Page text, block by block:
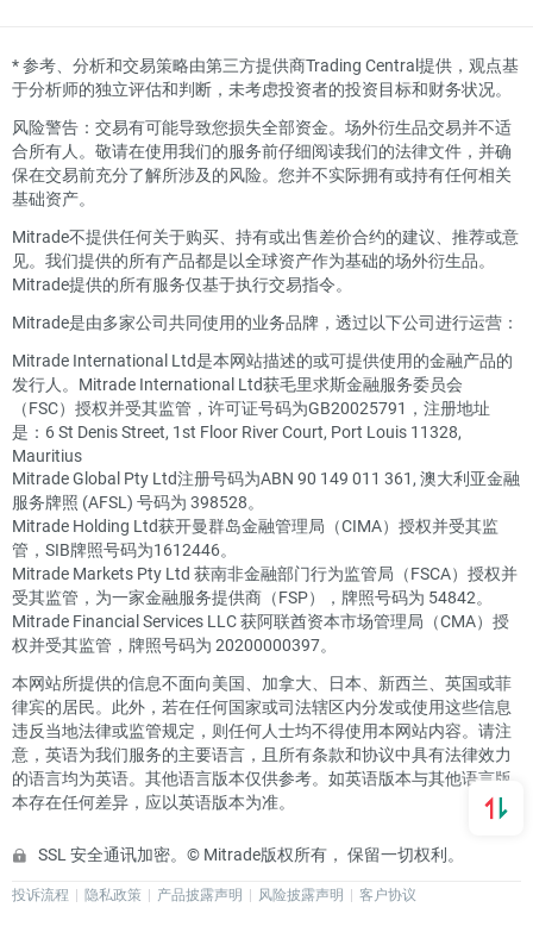
*参考、分析和交易策略由第三方提供商Trading Central提供，观点基
于分析师的独立评估和判断，未考虑投资者的投资目标和财务状况。
风险警告：交易有可能导致您损失全部资金。场外衍生品交易并不适
合所有人。敬请在使用我们的服务前仔细阅读我们的法律文件，并确
保在交易前充分了解所涉及的风险。您并不实际拥有或持有任何相关
基础资产。
Mitrade不提供任何关于购买、持有或出售差价合约的建议、推荐或意
见。我们提供的所有产品都是以全球资产作为基础的场外衍生品。
Mitrade提供的所有服务仅基于执行交易指令。
Mitrade是由多家公司共同使用的业务品牌，透过以下公司进行运营：
Mitrade International Ltd是本网站描述的或可提供使用的金融产品的
发行人。Mitrade International Ltd获毛里求斯金融服务委员会
（FSC）授权并受其监管，许可证号码为GB20025791，注册地址
是：6 St Denis Street, 1st Floor River Court, Port Louis 11328,
Mauritius
Mitrade Global Pty Ltd注册号码为ABN 90 149 011 361, 澳大利亚金融
服务牌照 (AFSL) 号码为 398528。
Mitrade Holding Ltd获开曼群岛金融管理局（CIMA）授权并受其监
管，SIB牌照号码为1612446。
Mitrade Markets Pty Ltd 获南非金融部门行为监管局（FSCA）授权并
受其监管，为一家金融服务提供商（FSP），牌照号码为 54842。
Mitrade Financial Services LLC 获阿联酋资本市场管理局（CMA）授
权并受其监管，牌照号码为 20200000397。
本网站所提供的信息不面向美国、加拿大、日本、新西兰、英国或菲
律宾的居民。此外，若在任何国家或司法辖区内分发或使用这些信息
违反当地法律或监管规定，则任何人士均不得使用本网站内容。请注
意，英语为我们服务的主要语言，且所有条款和协议中具有法律效力
的语言均为英语。其他语言版本仅供参考。如英语版本与其他语言版
本存在任何差异，应以英语版本为准。
SSL 安全通讯加密。© Mitrade版权所有， 保留一切权利。
投诉流程 隐私政策 产品披露声明 风险披露声明 客户协议